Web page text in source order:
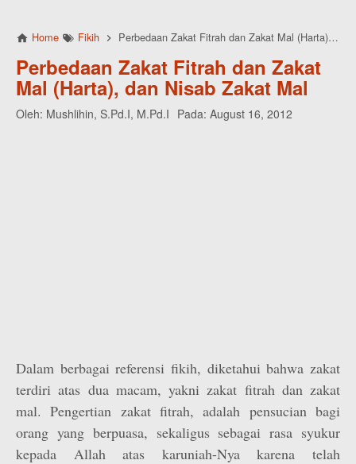
Home Fikih Perbedaan Zakat Fitrah dan Zakat Mal (Harta), dan Nisab Zakat Mal
Perbedaan Zakat Fitrah dan Zakat
Mal (Harta), dan Nisab Zakat Mal
Oleh: Mushlihin, S.Pd.I, M.Pd.I Pada: August 16, 2012
Dalam berbagai referensi fikih, diketahui bahwa zakat
terdiri atas dua macam, yakni zakat fitrah dan zakat
mal. Pengertian zakat fitrah, adalah pensucian bagi
orang yang berpuasa, sekaligus sebagai rasa syukur
kepada Allah atas karuniah-Nya karena telah